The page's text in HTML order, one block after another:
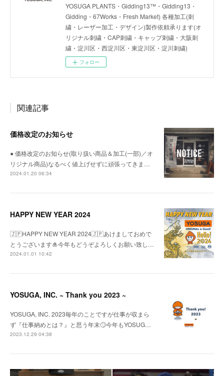
YOSUGA PLANTS・Gidding13™・Gidding13・
Gidding・67Works・Fresh Market) 各種加工(刺
繍・レーザー加工・デザイン)製作依頼承ります(オ
リジナル刺繍・CAP刺繍・キャップ刺繍・大阪刺
繍・淀川区・西淀川区・東淀川区・淀川刺繍)
フォロー
関連記事
価格改定のお知らせ
● 価格改定のお知らせ(取り扱い商品＆加工(一部)／オ
リジナル商品)なるべく値上げせずに頑張ってきま…
2024.01.20 06:34
HAPPY NEW YEAR 2024
🇯🇵HAPPY NEW YEAR 2024🇯🇵あけましておめで
とうございます🎍今年もどうぞよろしくお願い致し…
2024.01.01 10:42
YOSUGA, INC. ~ Thank you 2023 ~
YOSUGA, INC. 2023毎年のことですが仕事が収まら
ず『仕事納めとは？』と思う年末🙄今年もYOSUG…
2023.12.29 04:38